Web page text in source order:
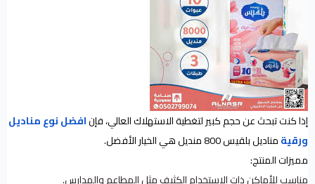
إذا كنت تبحث عن حجم كبير لتغطية الاستهلاك العالي، فإنافضل نوع مناديل
ورقيةمناديل بلقيس 800 منديل هي الخيار الأفضل.
مميزات المنتج:
مناسب للأماكن ذات الاستخدام الكثيف مثل المطاعم والمدارس.